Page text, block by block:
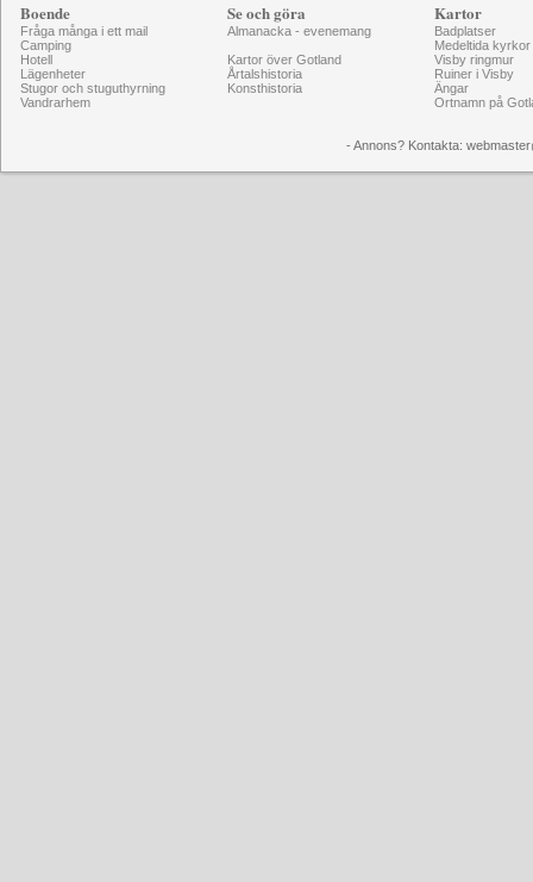
Boende
Fråga många i ett mail
Camping
Hotell
Lägenheter
Stugor och stuguthyrning
Vandrarhem
Se och göra
Almanacka - evenemang
Kartor över Gotland
Årtalshistoria
Konsthistoria
Kartor
Badplatser
Medeltida kyrkor
Visby ringmur
Ruiner i Visby
Ängar
Ortnamn på
- Annons? Kontakta: